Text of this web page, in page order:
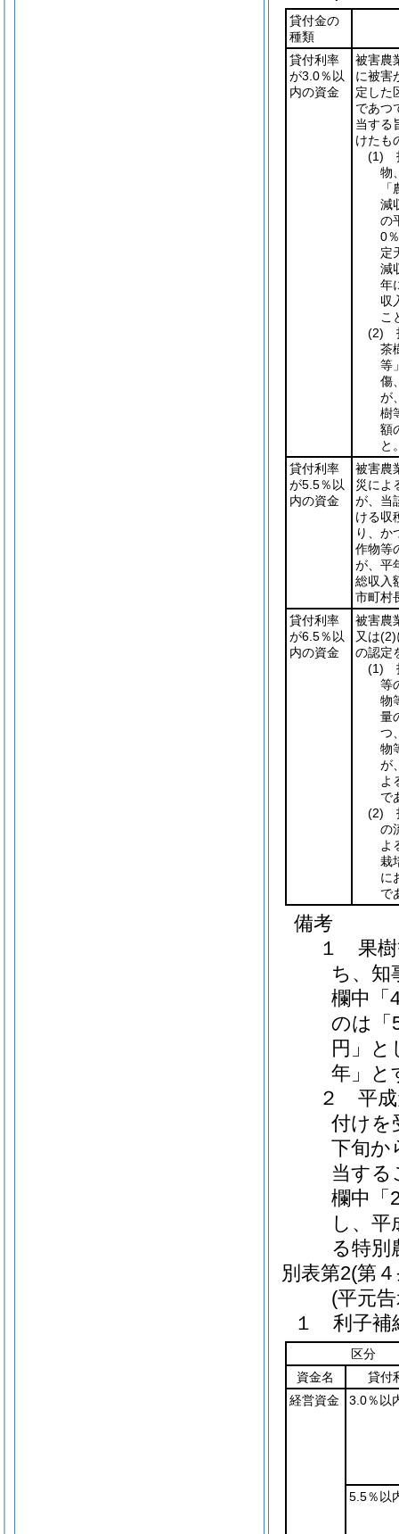
貸付金の
種類
貸付利率
が3.0％以
内の資金
被害農
に被害
定した
であつ
当する
けたも
(1)
物
減
の
0
定
減
年
収
こ
(2)
茶
等
傷
が
樹
額
と
貸付利率
が5.5％以
内の資金
被害農
災によ
が、当
ける収
り、か
作物等
が、平
総収入
市町村
貸付利率
が6.5％以
内の資金
被害農
又は(2)
の認定
(1)
等
物
量
つ
物
が
よ
で
(2)
の
よ
栽
に
で
備考
１ 果樹
ち、知
欄中「
のは「
円」
年」と
２ 平成
付けを
下旬か
当する
欄中「
し、
る特別
別表第2(第
(平元
１ 利子補
区分
資金名
貸付
経営資金
3.0％以
5.5％以